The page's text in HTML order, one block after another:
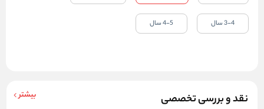
نقد و بررسی تخصصی بیشتر
3-4 سال 4-5 سال